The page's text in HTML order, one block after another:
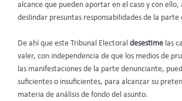
alcance que pueden aportar en el caso y con
deslindar presuntas responsabilidades de la parte
De ahí que este Tribunal Electoral desestime las
valer, con independencia de que los medios de
las manifestaciones de la parte denunciante,
suficientes o insuficientes, para alcanzar su
materia de análisis de fondo del asunto.